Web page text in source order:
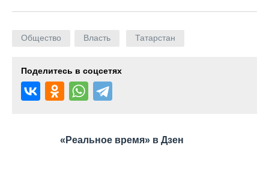
Общество Власть Татарстан
Поделитесь в соцсетях
«Реальное время» в Дзен